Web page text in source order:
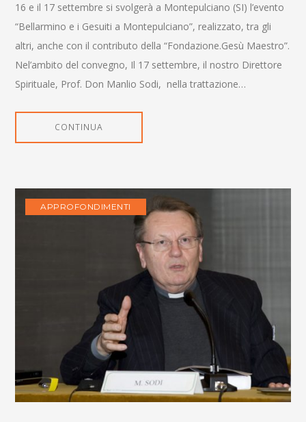
16 e il 17 settembre si svolgerà a Montepulciano (SI) l’evento
“Bellarmino e i Gesuiti a Montepulciano”, realizzato, tra gli
altri, anche con il contributo della “Fondazione.Gesù Maestro”.
Nel’ambito del convegno, Il 17 settembre, il nostro Direttore
Spirituale, Prof. Don Manlio Sodi, nella trattazione…
CONTINUA
APPROFONDIMENTI